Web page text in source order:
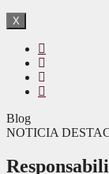
X
Blog
NOTICIA